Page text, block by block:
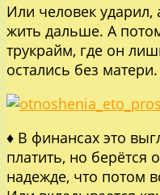
Или человек
жить дальше. А
трукрайм, где он
остались без матери.
♦ В финансах это
платить, но берётся
надежде, что потом